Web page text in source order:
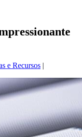
e Recursos |